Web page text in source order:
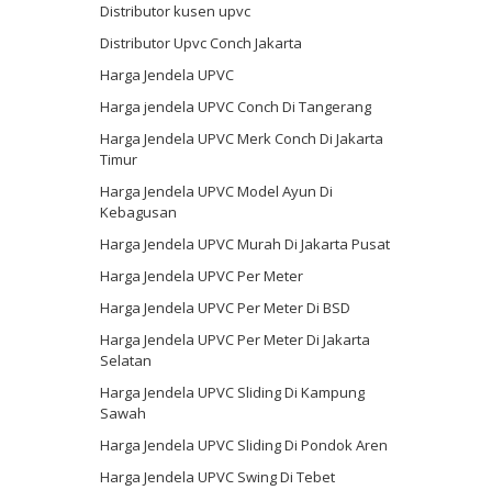
Distributor kusen upvc
Distributor Upvc Conch Jakarta
Harga Jendela UPVC
Harga jendela UPVC Conch Di Tangerang
Harga Jendela UPVC Merk Conch Di Jakarta
Timur
Harga Jendela UPVC Model Ayun Di
Kebagusan
Harga Jendela UPVC Murah Di Jakarta Pusat
Harga Jendela UPVC Per Meter
Harga Jendela UPVC Per Meter Di BSD
Harga Jendela UPVC Per Meter Di Jakarta
Selatan
Harga Jendela UPVC Sliding Di Kampung
Sawah
Harga Jendela UPVC Sliding Di Pondok Aren
Harga Jendela UPVC Swing Di Tebet